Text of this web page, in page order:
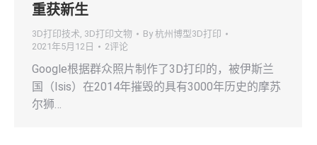
重获新生
3D打印技术 3D打印文物 By 杭州博型3D打印
2021年5月12日
2评论
Google根据群众照片制作了3D打印的，被伊斯兰
国（Isis）在2014年摧毁的具有3000年历史的摩苏
尔狮…